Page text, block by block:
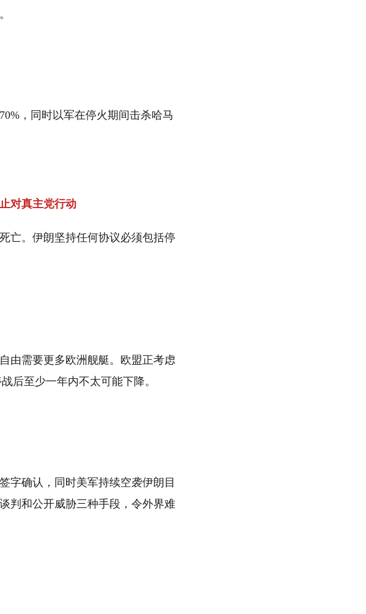
，同时以军在停火期间击杀哈马
对真主党行动
亡。伊朗坚持任何协议必须包括停
由需要更多欧洲舰艇。欧盟正考虑
后至少一年内不太可能下降。
字确认，同时美军持续空袭伊朗目
判和公开威胁三种手段，令外界难